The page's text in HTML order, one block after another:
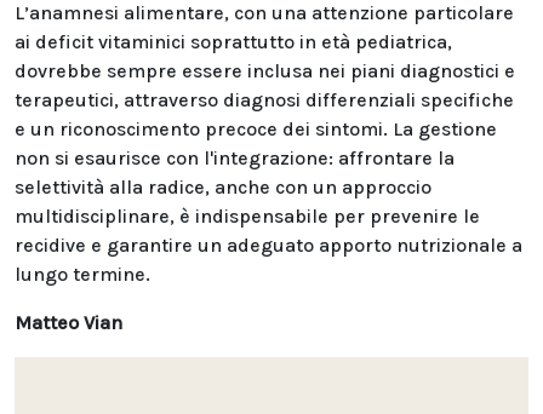
L’anamnesi alimentare, con una attenzione particolare
ai deficit vitaminici soprattutto in età pediatrica,
dovrebbe sempre essere inclusa nei piani diagnostici e
terapeutici, attraverso diagnosi differenziali specifiche
e un riconoscimento precoce dei sintomi. La gestione
non si esaurisce con l'integrazione: affrontare la
selettività alla radice, anche con un approccio
multidisciplinare, è indispensabile per prevenire le
recidive e garantire un adeguato apporto nutrizionale a
lungo termine.
Matteo Vian